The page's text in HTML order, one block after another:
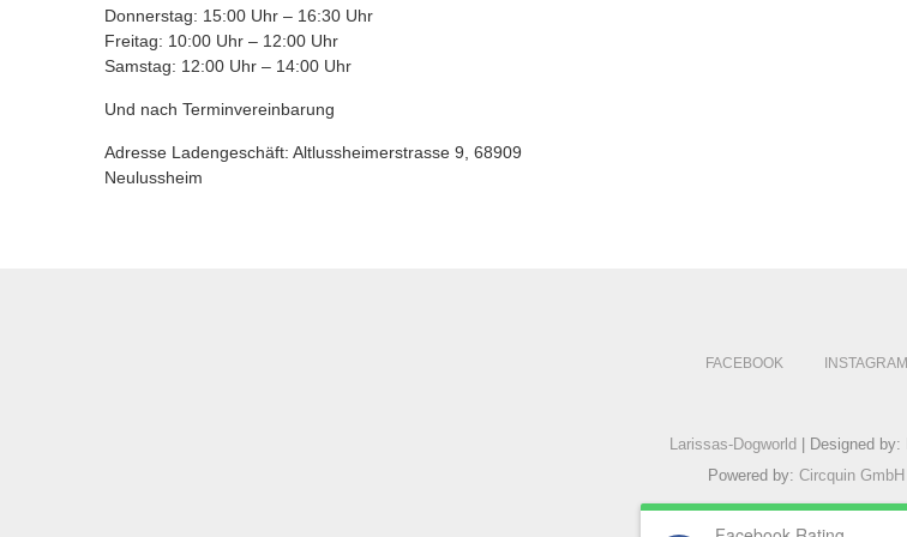
Donnerstag: 15:00 Uhr – 16:30 Uhr
Freitag: 10:00 Uhr – 12:00 Uhr
Samstag: 12:00 Uhr – 14:00 Uhr
Und nach Terminvereinbarung
Adresse Ladengeschäft: Altlussheimerstrasse 9, 68909
Neulussheim
FACEBOOK INSTAGRAM
Larissas-Dogworld | Designed by:
Powered by: Circquin GmbH